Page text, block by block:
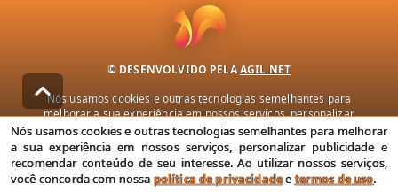
© DESENVOLVIDO PELAAGIL.NET
Nós usamos cookies e outras tecnologias semelhantes para
melhorar a sua experiência em nossos serviços, personalizar
publicidade e recomendar conteúdo de seu interesse. Ao utilizar
nossos serviços, você concorda com nossa política de privacidade e
termos de uso.
Política de Privacidade Termos de uso
Nós usamos cookies e outras tecnologias semelhantes para melhorar
a sua experiência em nossos serviços, personalizar publicidade e
recomendar conteúdo de seu interesse. Ao utilizar nossos serviços,
você concorda com nossa política de privacidadeetermos de uso.